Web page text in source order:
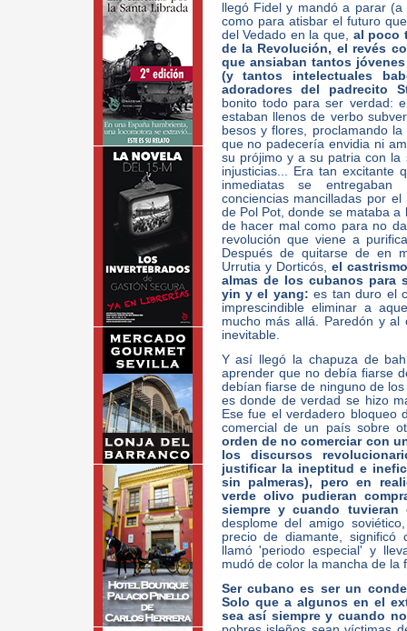
llegó Fidel y mandó a parar
como para atisbar el futuro
del Vedado en la que, al poco
de la Revolución, el revés
que ansiaban tantos
(y tantos intelectuales
adoradores del padrecito
bonito todo para ser verdad:
estaban llenos de verbo
besos y flores, proclamando
que no padecería envidia ni
su prójimo y a su patria con
injusticias... Era tan excitante
inmediatas se entregaban
conciencias mancilladas por
de Pol Pot, donde se mataba
de hacer mal como para no
revolución que viene a
Después de quitarse de en
Urrutia y Dorticós, el
almas de los cubanos para
yin y el yang: es tan duro el
imprescindible eliminar a
mucho más allá. Paredón y
inevitable.
Y así llegó la chapuza de
aprender que no debía fiarse
debían fiarse de ninguno de
es donde de verdad se hizo
Ese fue el verdadero bloqueo
comercial de un país sobre
orden de no comerciar con
los discursos
justificar la ineptitud e
sin palmeras), pero en
verde olivo pudieran
siempre y cuando tuvieran
desplome del amigo
precio de diamante, significó
llamó 'periodo especial' y
mudó de color la mancha de la
Ser cubano es ser un
Solo que a algunos en el
sea así siempre y cuando